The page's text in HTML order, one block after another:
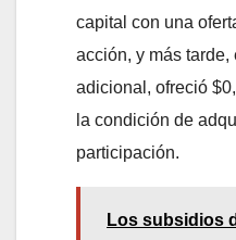
capital con una
acción, y más tarde,
adicional, ofreció
la condición de
participación.
Los subsidios